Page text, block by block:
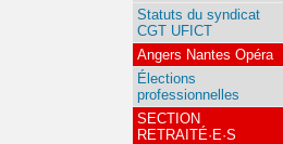
Statuts du syndicat
CGT UFICT
Angers Nantes Opéra
Élections
professionnelles
SECTION
RETRAITÉ·E·S